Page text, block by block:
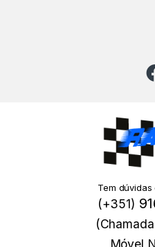
Tem
(+351)
Móvel